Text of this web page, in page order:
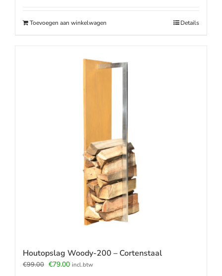
Toevoegen aan winkelwagen Details
Houtopslag Woody-200 – Cortenstaal
€99.00 Oorspronkelijke
€79.00Huidige
incl.btw